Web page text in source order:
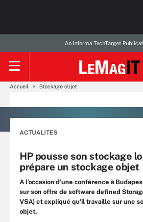
An Informa TechTarget
Accueil Stockage objet
ACTUALITES
HP pousse son stockage
prépare un stockage objet
A l'occasion d'une conférence à
sur son offre de software defined
VSA) et expliqué qu'il travaille sur une
objet.